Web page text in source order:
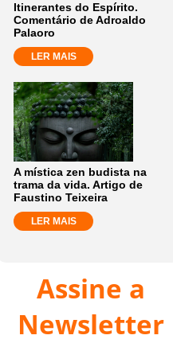
Itinerantes do Espírito.
Comentário de Adroaldo
Palaoro
LER MAIS
A mística zen budista na
trama da vida. Artigo de
Faustino Teixeira
LER MAIS
Assine a
Newsletter